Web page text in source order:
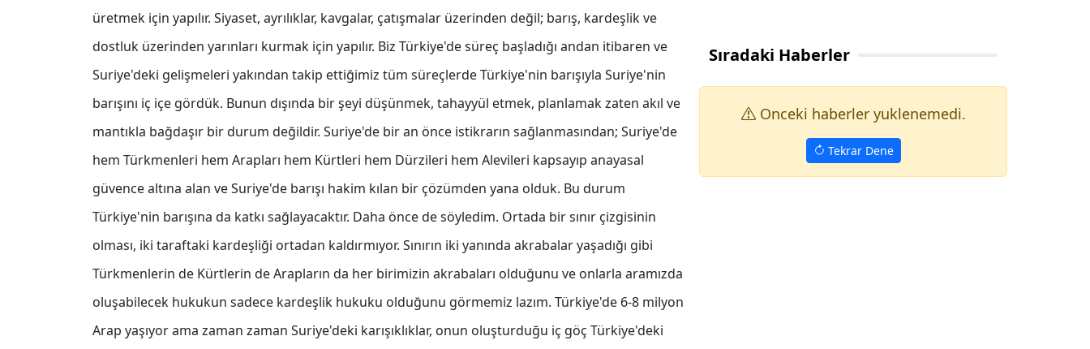
üretmek için yapılır. Siyaset, ayrılıklar, kavgalar, çatışmalar üzerinden değil; barış, kardeşlik ve
dostluk üzerinden yarınları kurmak için yapılır. Biz Türkiye'de süreç başladığı andan itibaren ve
Suriye'deki gelişmeleri yakından takip ettiğimiz tüm süreçlerde Türkiye'nin barışıyla Suriye'nin
barışını iç içe gördük. Bunun dışında bir şeyi düşünmek, tahayyül etmek, planlamak zaten akıl ve
mantıkla bağdaşır bir durum değildir. Suriye'de bir an önce istikrarın sağlanmasından; Suriye'de
hem Türkmenleri hem Arapları hem Kürtleri hem Dürzileri hem Alevileri kapsayıp anayasal
güvence altına alan ve Suriye'de barışı hakim kılan bir çözümden yana olduk. Bu durum
Türkiye'nin barışına da katkı sağlayacaktır. Daha önce de söyledim. Ortada bir sınır çizgisinin
olması, iki taraftaki kardeşliği ortadan kaldırmıyor. Sınırın iki yanında akrabalar yaşadığı gibi
Türkmenlerin de Kürtlerin de Arapların da her birimizin akrabaları olduğunu ve onlarla aramızda
oluşabilecek hukukun sadece kardeşlik hukuku olduğunu görmemiz lazım. Türkiye'de 6-8 milyon
Arap yaşıyor ama zaman zaman Suriye'deki karışıklıklar, onun oluşturduğu iç göç Türkiye'deki
Sıradaki Haberler
Onceki haberler yuklenemedi.
Tekrar Dene